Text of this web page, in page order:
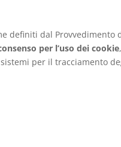
definiti dal Provvedimento
per l’uso dei cookie
per il tracciamento